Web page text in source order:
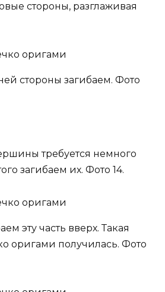
стороны, разглаживая
стороны загибаем. Фото
требуется немного
загибаем их. Фото 14.
эту часть вверх. Такая
оригами получилась. Фото